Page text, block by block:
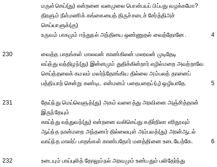
மருள்செய்(து) என்றனை வனமுலை பொன்பயப் பிப்பது வழக்கமோ?
திரளும் நீள்மணிக் கங்கையைத் திருச்சடைச் சேர்த்திஅச்
செய்யாளுக்(கு)
உருவம் பாகமும் ஈந்துநல் அந்தியை ஒண்ணுதல் வைத்தோனே.
4
230
வைத்த பாதங்கள் மாலவன் காண்கிலன் மலரவன் முடிதேடி
எய்த்து வந்திழந்(து) இன்னமும் துதிக்கின்றார் எழில்மறை அவற்றாவே
செய்த்தலைக் கமலம் மலர்ந்தோங்கிய தில்லை அம்பலத் தானைப்
பத்தியாற் சென்று கண்டிட என்மனம் பதைபதைப்(பு) ஒழியாதே.
5
231
தேய்ந்து மெய்வெளுத்(து) அகம் வளைத்து அரவினை அஞ்சித்தான்
இருந்தேயும்
காய்ந்து வந்துவந்(து) என்றனை வலிசெய்து கதிர்நிலா எரிதூவும்
ஆய்ந்த நான்மறை அந்தணர் தில்லையுள் அம்பலத்(து) அரன்ஆடல்
வாய்ந்த மாலர்ப் பாதங்கள் காண்பதோர் மனத்தினை உடையேற்கே.
6
232
உடையும் பாய்புலித் தோலும்நல் அரவமும் உண்பதும் பலிதேர்ந்து